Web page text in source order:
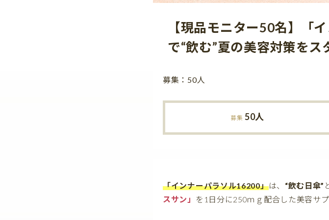
【現品モニター50名】「
で“飲む”夏の美容対策をス
募集：50人
募集 50人
「インナーパラソル16200」は、 “飲む日傘”
スサン」
を1日分に250ｍｇ配合した美容サプ